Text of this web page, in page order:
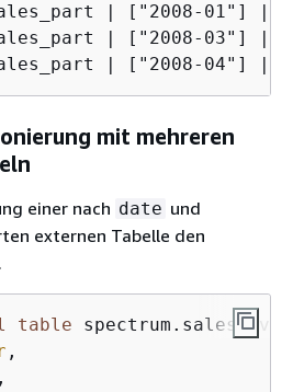
| ["2008-01"] |
| ["2008-03"] |
| ["2008-04"] |
mit mehreren
einer nach date und
externen Tabelle den
table
,
,